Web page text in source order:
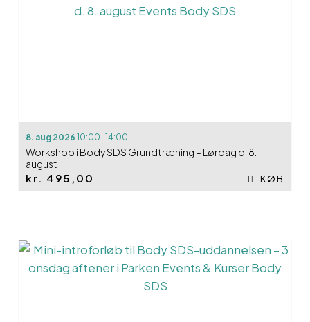
8. aug 2026 10:00-14:00
Workshop i Body SDS Grundtræning – Lørdag d. 8.
august
kr. 495,00 KØB